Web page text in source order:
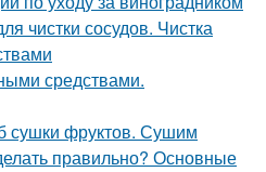
чистки сосудов. Чистка
средствами.
сушки фруктов. Сушим
правильно? Основные